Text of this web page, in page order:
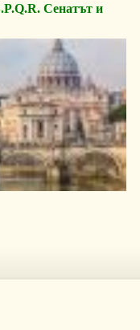
Сенатът и